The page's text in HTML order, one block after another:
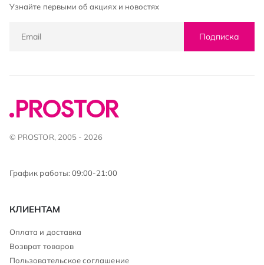
Узнайте первыми об акциях и новостях
Подписка
© PROSTOR, 2005 - 2026
График работы: 09:00-21:00
КЛИЕНТАМ
Оплата и доставка
Возврат товаров
Пользовательское соглашение